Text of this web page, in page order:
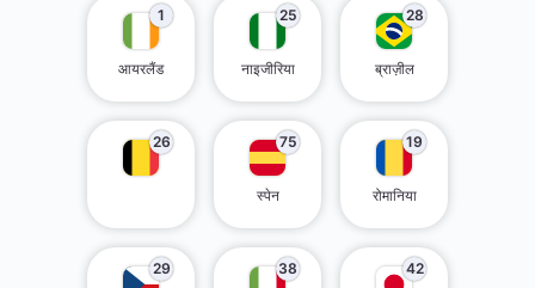
1
आयरलैंड
25
नाइजीरिया
28
ब्राज़ील
26 75
स्पेन
19
रोमानिया
29 38 42